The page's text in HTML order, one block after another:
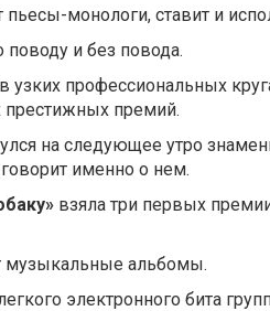
монологи, ставит и
и без повода.
узких профессиональных
престижных премий.
на следующее утро
говорит именно о нем.
взяла три первых
музыкальные альбомы.
электронного бита